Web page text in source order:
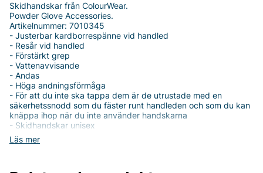
Läs mer
Skidhandskar från ColourWear.
Powder Glove Accessories.
Artikelnummer: 7010345
- Justerbar kardborrespänne vid handled
- Resår vid handled
- Förstärkt grep
- Vattenavvisande
- Andas
- Höga andningsförmåga
- För att du inte ska tappa dem är de utrustade med en
säkerhetssnodd som du fäster runt handleden och som du kan
knäppa ihop när du inte använder handskarna
- Skidhandskar unisex
Tack för att du handlar i vår webbshop. Besök oss även i vår